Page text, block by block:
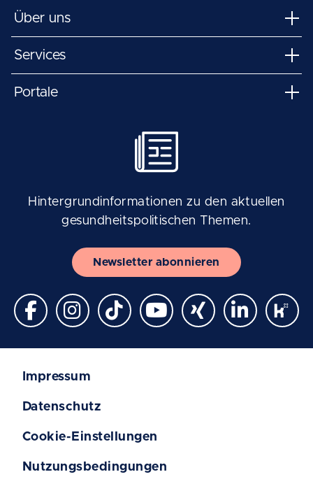
Über uns
Services
Portale
Hintergrundinformationen zu den aktuellen
gesundheitspolitischen Themen.
Newsletter abonnieren
Impressum
Datenschutz
Cookie-Einstellungen
Nutzungsbedingungen